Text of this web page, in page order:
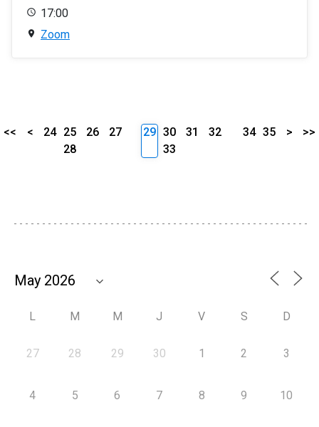
17:00
Zoom
<< < 24 25 26
27
28
29 30 31
32
33
34 35 > >>
L M M J V S D
27 28 29 30 1 2 3
4 5 6 7 8 9 10